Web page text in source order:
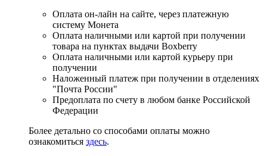
Оплата он-лайн на сайте, через платежную
систему Монета
Оплата наличными или картой при получении
товара на пунктах выдачи Boxberry
Оплата наличными или картой курьеру при
получении
Наложенный платеж при получении в отделениях
"Почта России"
Предоплата по счету в любом банке Российской
Федерации
Более детально со способами оплаты можно
ознакомиться здесь.